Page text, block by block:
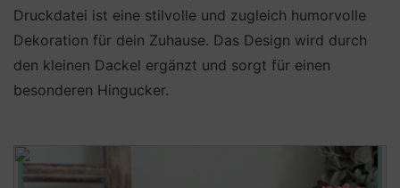
Druckdatei ist eine stilvolle und zugleich humorvolle
Dekoration für dein Zuhause. Das Design wird durch
den kleinen Dackel ergänzt und sorgt für einen
besonderen Hingucker.